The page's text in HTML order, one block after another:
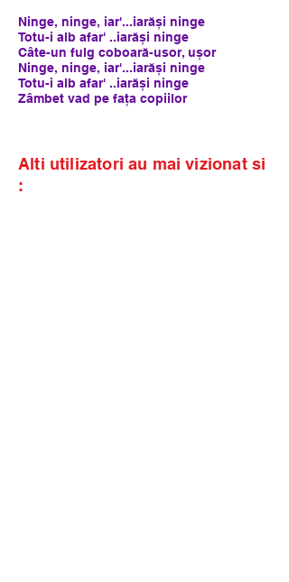
Ninge, ninge, iar'...iarăși ninge
Totu-i alb afar' ..iarăși ninge
Câte-un fulg coboară-usor, ușor
Ninge, ninge, iar'...iarăși ninge
Totu-i alb afar' ..iarăși ninge
Zâmbet vad pe fața copiilor
Alti utilizatori au mai vizionat si
: